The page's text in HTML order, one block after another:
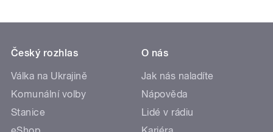
Český rozhlas
Válka na Ukrajině
Komunální volby
Stanice
O nás
Jak nás naladíte
Nápověda
Lidé v rádiu